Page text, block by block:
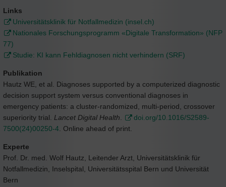
Links
Universitätsklinik für Notfallmedizin (insel.ch)
Nationales Forschungsprogramm «Digitale Transformation» (NFP
77)
Studie: KI kann Fehldiagnosen nicht verhindern (SRF)
Publikation
Hautz WE, et al. Diagnoses supported by a computerized diagnostic
decision support system versus conventional diagnoses in
emergency patients: a cluster-randomized, multi-period, crossover
superiority trial. Lancet Digital Health
doi.org/10.1016/S2589-
7500(24)00250-4 . Online ahead of print.
Experte
Prof. Dr. med. Wolf Hautz, Leitender Arzt, Universitätsklinik für
Notfallmedizin, Inselspital, Universitätsspital Bern und Universität
Bern